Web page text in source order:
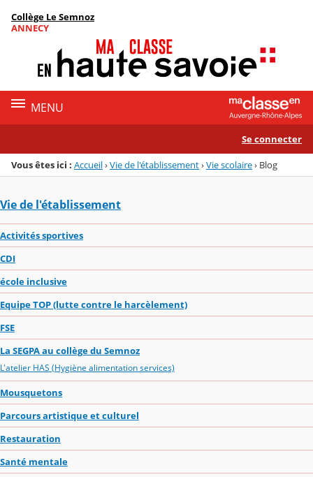
Menu de la rubrique
Contenu
Collège Le Semnoz
ANNECY
MENU
Se connecter
Vous êtes ici : Accueil›Vie de l'établissement›Vie scolaire› Blog
Vie de l'établissement
Activités sportives
CDI
école inclusive
Equipe TOP (lutte contre le harcèlement)
FSE
La SEGPA au collège du Semnoz
L'atelier HAS (Hygiène alimentation services)
Mousquetons
Parcours artistique et culturel
Restauration
Santé mentale